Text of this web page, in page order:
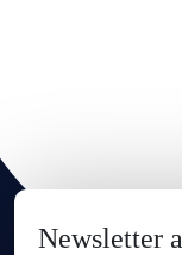
Newsletter